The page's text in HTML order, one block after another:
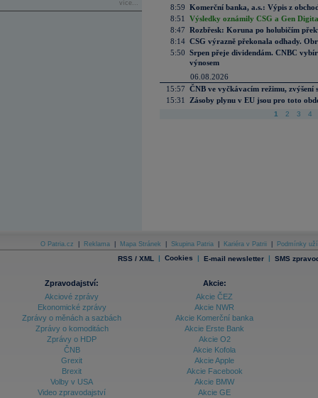
více...
8:59 Komerční banka, a.s.: Výpis z
8:51
Výsledky oznámily CSG a Gen
8:47 Rozbřesk: Koruna po holubičím
8:14 CSG výrazně překonala odhady.
5:50 Srpen přeje dividendám. CNBC
výnosem
06.08.2026
15:57 ČNB ve vyčkávacím režimu, zvýšení
15:31
Zásoby plynu v EU jsou pro toto
1 2 3 4
O Patria.cz Reklama Mapa Stránek Skupina Patria Kariéra v Patrii Podmínky
RSS / XML | Cookies | E-mail newsletter | SMS
Zpravodajství:
Akciové zprávy
Ekonomické zprávy
Zprávy o měnách a sazbách
Zprávy o komoditách
Zprávy o HDP
ČNB
Grexit
Brexit
Volby v USA
Video zpravodajství
Akcie:
Akcie ČEZ
Akcie NWR
Akcie Komerční banka
Akcie Erste Bank
Akcie O2
Akcie Kofola
Akcie Apple
Akcie Facebook
Akcie BMW
Akcie GE